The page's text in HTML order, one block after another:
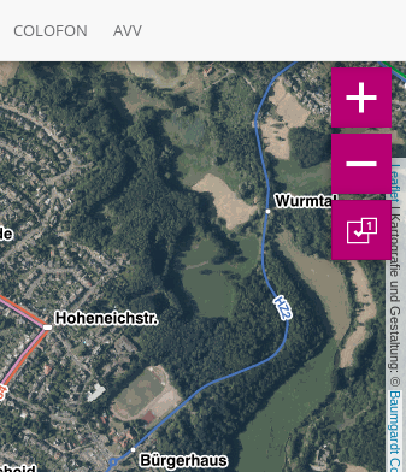
COLOFON AVV
Leaflet
| Kartografie und Gestaltung: ©
1